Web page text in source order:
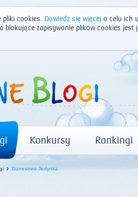
pliki cookies. Dowiedz się więcej o celu ich
blokujące zapisywanie plików cookies
Konkursy Rankingi
Biznesowa Jedynka